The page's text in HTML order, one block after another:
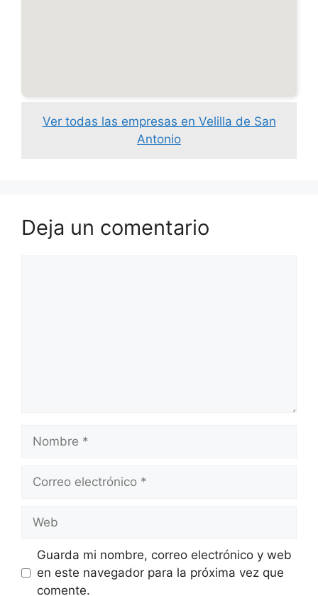
Ver todas las empresas en Velilla de San
Antonio
Deja un comentario
Nombre
Correo
Web
Guarda mi nombre, correo electrónico y web
en este navegador para la próxima vez que
comente.